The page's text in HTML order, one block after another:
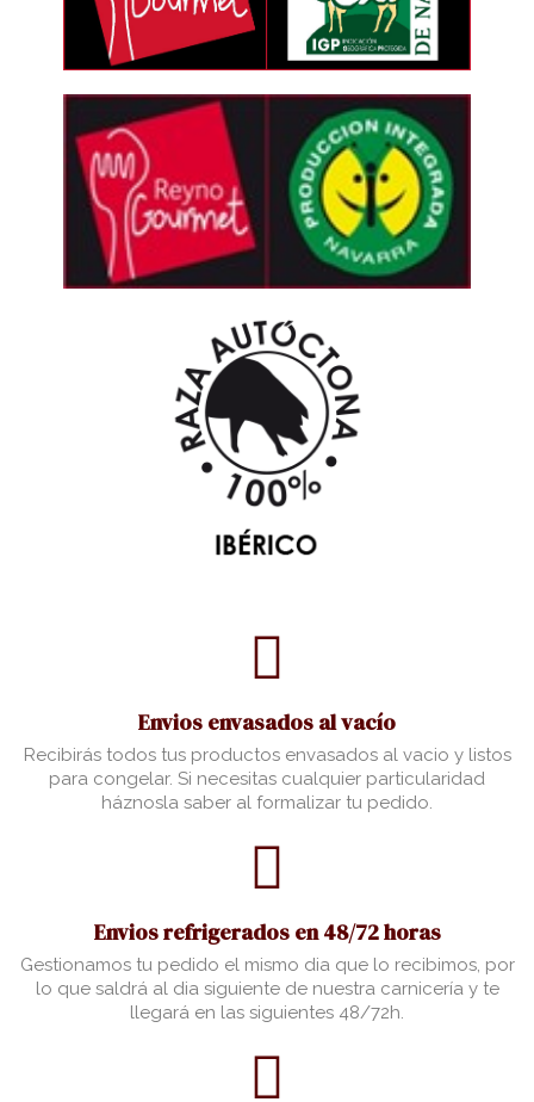
Envios envasados al vacío
Recibirás todos tus productos envasados al vacio y listos
para congelar. Si necesitas cualquier particularidad
háznosla saber al formalizar tu pedido.
Envios refrigerados en 48/72 horas
Gestionamos tu pedido el mismo dia que lo recibimos, por
lo que saldrá al dia siguiente de nuestra carnicería y te
llegará en las siguientes 48/72h.